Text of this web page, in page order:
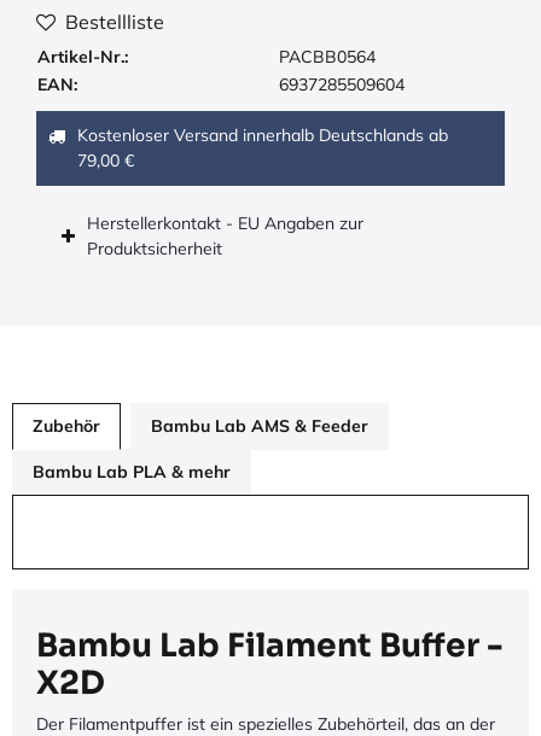
Bestellliste
Artikel-Nr.:
PACBB0564
EAN:
6937285509604
Kostenloser Versand innerhalb Deutschlands ab
79,00 €
Herstellerkontakt - EU Angaben zur
Produktsicherheit
Zubehör Bambu Lab AMS & Feeder
Bambu Lab PLA & mehr
Bambu Lab Filament Buffer -
X2D
Der Filamentpuffer ist ein spezielles Zubehörteil, das an der